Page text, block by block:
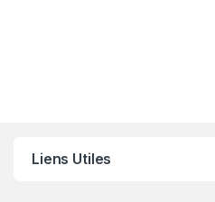
Liens Utiles